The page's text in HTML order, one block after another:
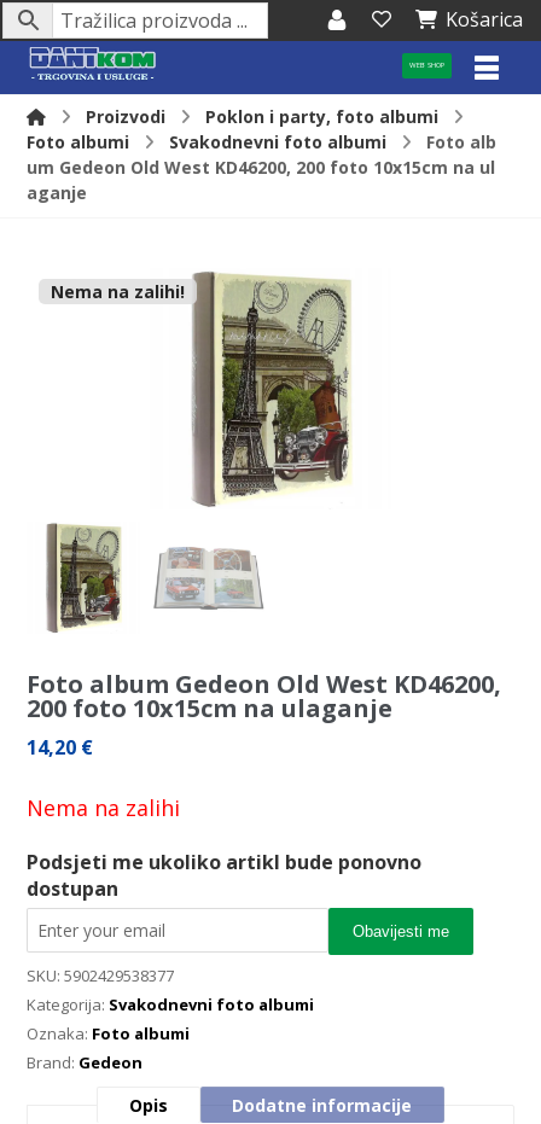
Košarica
WEB SHOP
Proizvodi
Poklon i party, foto albumi
Foto albumi
Svakodnevni foto albumi
Foto alb
um Gedeon Old West KD46200, 200 foto 10x15cm na ul
aganje
Nema na zalihi!
Foto album Gedeon Old West KD46200,
200 foto 10x15cm na ulaganje
14,20 €
Nema na zalihi
Podsjeti me ukoliko artikl bude ponovno
dostupan
Obavijesti me
SKU:5902429538377
Kategorija: Svakodnevni foto albumi
Oznaka: Foto albumi
Brand: Gedeon
Opis Dodatne informacije